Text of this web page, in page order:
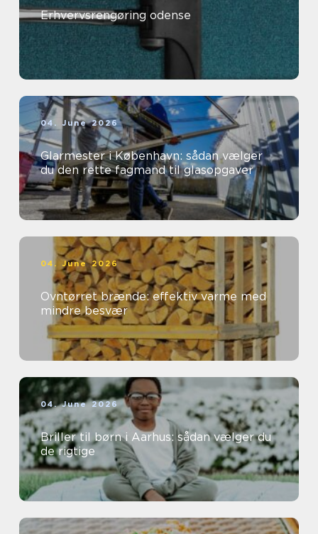
Erhvervsrengøring odense
04. June 2026
Glarmester i København: sådan vælger
du den rette fagmand til glasopgaver
04. June 2026
Ovntørret brænde: effektiv varme med
mindre besvær
04. June 2026
Briller til børn i Aarhus: sådan vælger du
de rigtige